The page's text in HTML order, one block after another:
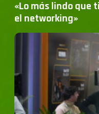
«Lo más lindo que
el networking»